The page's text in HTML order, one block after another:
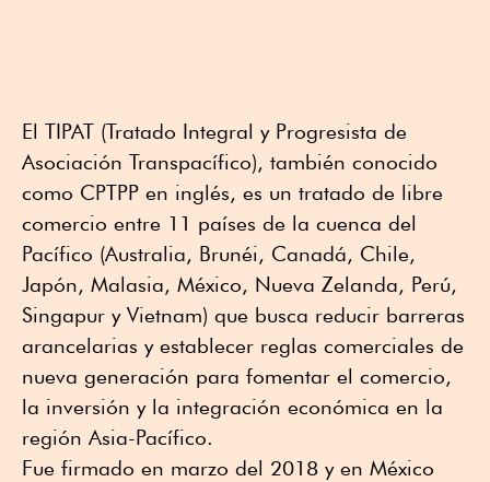
El TIPAT (Tratado Integral y Progresista de
Asociación Transpacífico), también conocido
como CPTPP en inglés, es un tratado de libre
comercio entre 11 países de la cuenca del
Pacífico (Australia, Brunéi, Canadá, Chile,
Japón, Malasia, México, Nueva Zelanda, Perú,
Singapur y Vietnam) que busca reducir barreras
arancelarias y establecer reglas comerciales de
nueva generación para fomentar el comercio,
la inversión y la integración económica en la
región Asia-Pacífico.
Fue firmado en marzo del 2018 y en México